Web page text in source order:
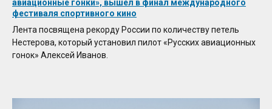
авиационные гонки», вышел в финал международного
фестиваля спортивного кино
Лента посвящена рекорду России по количеству петель
Нестерова, который установил пилот «Русских авиационных
гонок» Алексей Иванов.